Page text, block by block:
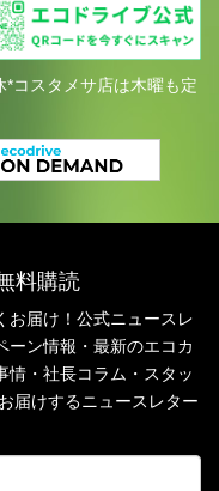
コスタメサ店は木曜も定
料購読
お届け！公式ニュースレ
ーン情報・最新のエコカ
・社長コラム・ スタッ
届けするニュースレター